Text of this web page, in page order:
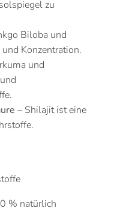
zu
Biloba und
Konzentration.
und
– Shilajit ist eine
% natürlich